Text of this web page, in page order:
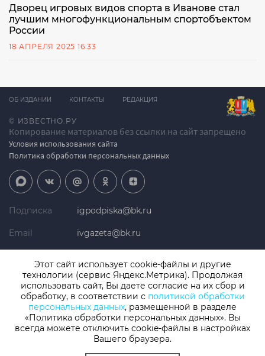
Дворец игровых видов спорта в Иванове стал
лучшим многофункциональным спортобъектом
России
18 АПРЕЛЯ 2025 16:33
© ИЗВЕСТНО.РУ
Копирование материалов без ссылки на сайт запрещено
Условия использования сайта
Политика обработки персональных данных
ОБ ИЗДАНИИ КОНТАКТЫ РЕДАКЦИЯ
Подписка igpodpiska@bk.ru
Email ivgazeta@bk.ru
Телефон +7 (4932) 41-94-81
СМИ: Izvestno.ru. Реестровая запись 08.11.2019 серия ЭЛ № ФС 77 -
77192, зарегистрировано Роскомнадзором
Учредитель: БУ «Ивановские газеты». Главный редактор:
Этот сайт использует cookie-файлы и другие
технологии (сервис Яндекс.Метрика). Продолжая
использовать сайт, Вы даете согласие на их сбор и
обработку, в соответствии с политикой обработки
персональных данных, размещенной в разделе
«Политика обработки персональных данных». Вы
всегда можете отключить cookie-файлы в настройках
Вашего браузера.